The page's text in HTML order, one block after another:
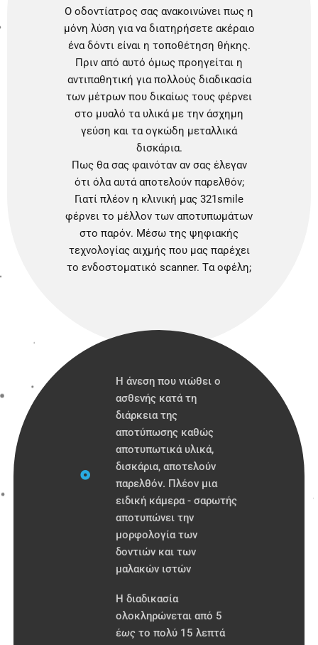
Ο οδοντίατρος σας ανακοινώνει πως η
μόνη λύση για να διατηρήσετε ακέραιο
ένα δόντι είναι η τοποθέτηση θήκης.
Πριν από αυτό όμως προηγείται η
αντιπαθητική για πολλούς διαδικασία
των μέτρων που δικαίως τους φέρνει
στο μυαλό τα υλικά με την άσχημη
γεύση και τα ογκώδη μεταλλικά
δισκάρια.
Πως θα σας φαινόταν αν σας έλεγαν
ότι όλα αυτά αποτελούν παρελθόν;
Γιατί πλέον η κλινική μας 321smile
φέρνει το μέλλον των αποτυπωμάτων
στο παρόν. Μέσω της ψηφιακής
τεχνολογίας αιχμής που μας παρέχει
το ενδοστοματικό scanner. Tα οφέλη;
Η άνεση που νιώθει ο
ασθενής κατά τη
διάρκεια της
αποτύπωσης καθώς
αποτυπωτικά υλικά,
δισκάρια, αποτελούν
παρελθόν. Πλέον μια
ειδική κάμερα - σαρωτής
αποτυπώνει την
μορφολογία των
δοντιών και των
μαλακών ιστών
Η διαδικασία
ολοκληρώνεται από 5
έως το πολύ 15 λεπτά